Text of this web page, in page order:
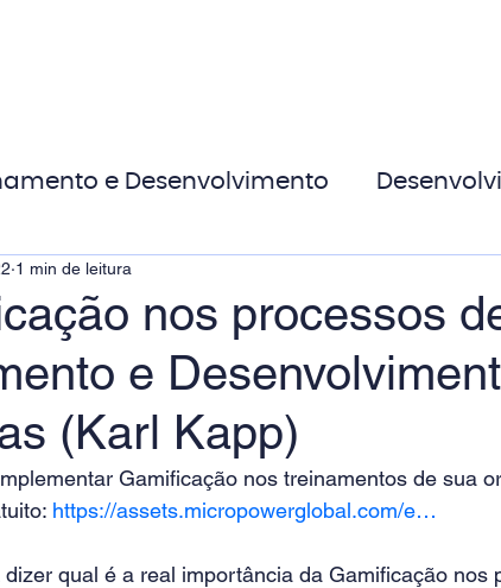
e Desenvolvimento
MicroPower Corporativo
Social
nos processos
e
(Karl Kapp)
1 min de leitura
Gamificação nos treinamentos de sua
https://assets.micropowerglobal.com/e…
dizer qual é a real importância da Gamificação nos